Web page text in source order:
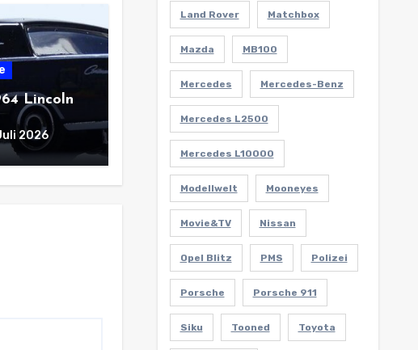
Lincoln
2026
Land Rover Matchbox
Mazda MB100
Mercedes Mercedes-Benz
Mercedes L2500
Mercedes L10000
Modellwelt Mooneyes
Movie&TV Nissan
Opel Blitz PMS Polizei
Porsche Porsche 911
Siku Tooned Toyota